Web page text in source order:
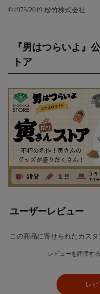
©1973/2019 松竹株式会社
『男はつらいよ』
トア
ユーザーレビュー
この商品に寄せられたカス
レビューを評価す
レ